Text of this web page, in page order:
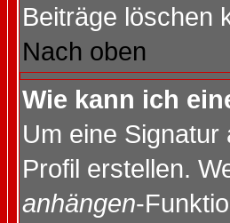
Beiträge löschen
Nach oben
Wie kann ich
Um eine
Profil erstellen.
anhängen-